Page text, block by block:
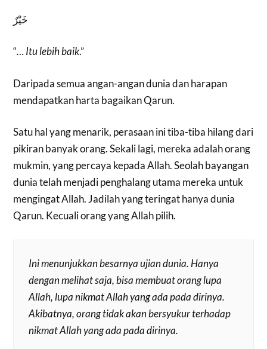
خَيْرٌ
“… Itu lebih baik.”
Daripada semua angan-angan dunia dan harapan
mendapatkan harta bagaikan Qarun.
Satu hal yang menarik, perasaan ini tiba-tiba hilang dari
pikiran banyak orang. Sekali lagi, mereka adalah orang
mukmin, yang percaya kepada Allah. Seolah bayangan
dunia telah menjadi penghalang utama mereka untuk
mengingat Allah. Jadilah yang teringat hanya dunia
Qarun. Kecuali orang yang Allah pilih.
Ini menunjukkan besarnya ujian dunia. Hanya
dengan melihat saja, bisa membuat orang lupa
Allah, lupa nikmat Allah yang ada pada dirinya.
Akibatnya, orang tidak akan bersyukur terhadap
nikmat Allah yang ada pada dirinya.